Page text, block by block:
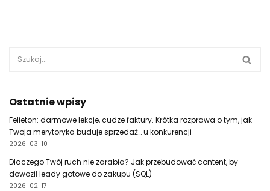
Ostatnie wpisy
Felieton: darmowe lekcje, cudze faktury. Krótka rozprawa o tym, jak
Twoja merytoryka buduje sprzedaż… u konkurencji
2026-03-10
Dlaczego Twój ruch nie zarabia? Jak przebudować content, by
dowoził leady gotowe do zakupu (SQL)
2026-02-17